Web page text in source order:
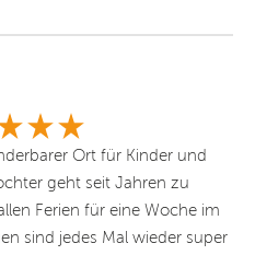
Ort für Kinder und
geht seit Jahren zu
Ferien für eine Woche im
sind jedes Mal wieder super